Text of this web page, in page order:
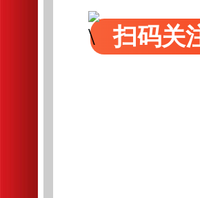
扫码关